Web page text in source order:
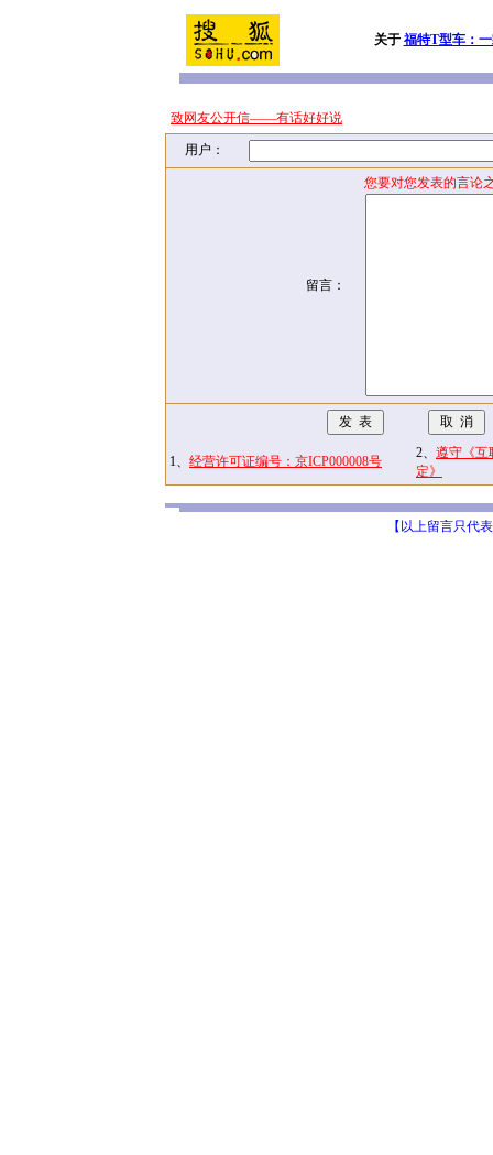
关于 福特T型车：
致网友公开信——有话好好说
用户：
留言：
您要对您发表的言论
1、 经营许可证编号：京ICP000008号
2、 遵守《互
定》
【以上留言只代